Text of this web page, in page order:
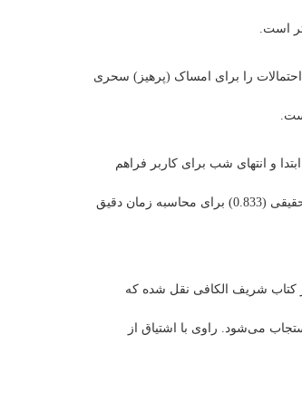
است.
را برای امساک (پرهیز) سحری
و انتهای شب برای کاربر فراهم
شده تا بتواند حسب تنظیمات موردنیازش آن را تغییر دهد. در صورتی که کاربر زاویه 0 را وارد کند، این عدد به عنوان زمان طلوع و غروب لحاظ می‌شود و زوایه حقیقی (0.833) برای محاسبه زمان دقیق
شب نیز فراهم شود. در حدیث معتبری در کتاب شریف الکافی نقل شده که
می‌شود. راوی با اشتیاق از